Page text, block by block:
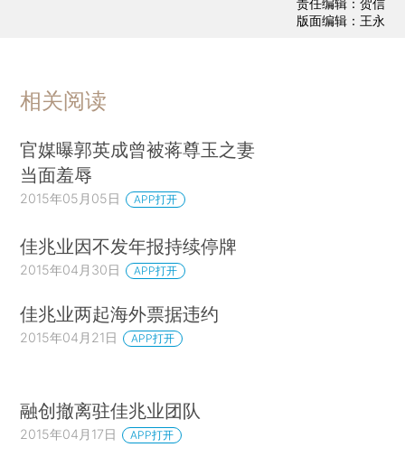
责任编辑：贺信
版面编辑：王永
相关阅读
官媒曝郭英成曾被蒋尊玉之妻
当面羞辱
2015年05月05日 APP打开
佳兆业因不发年报持续停牌
2015年04月30日 APP打开
佳兆业两起海外票据违约
2015年04月21日 APP打开
融创撤离驻佳兆业团队
2015年04月17日 APP打开